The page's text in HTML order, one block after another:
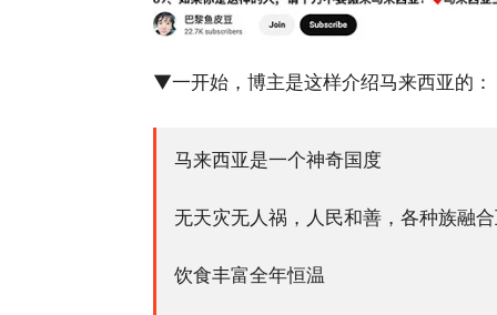
▼一开始，博主是这样介绍马来西亚的：
马来西亚是一个神奇国度
无天灾无人祸，人民和善，各种族融
饮食丰富全年恒温